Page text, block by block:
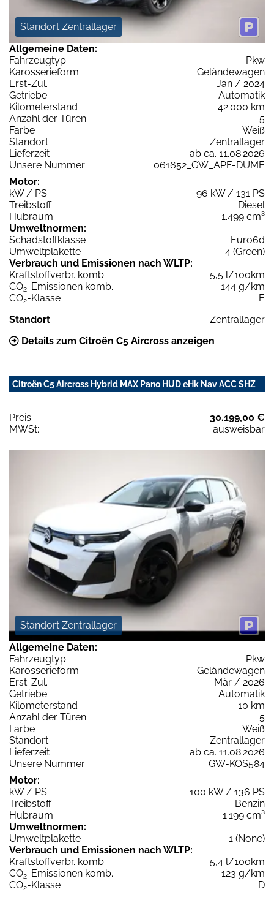
Standort Zentrallager
Allgemeine Daten:
Fahrzeugtyp
Pkw
Karosserieform
Geländewagen
Erst-Zul.
Jan / 2024
Getriebe
Automatik
Kilometerstand
42.000 km
Anzahl der Türen
5
Farbe
Weiß
Standort
Zentrallager
Lieferzeit
ab ca. 11.08.2026
Unsere Nummer
061652_GW_APF-DUME
Motor:
kW / PS
96 kW / 131 PS
Treibstoff
Diesel
Hubraum
1.499 cm³
Umweltnormen:
Schadstoffklasse
Euro6d
Umweltplakette
4 (Green)
Verbrauch und Emissionen nach WLTP:
Kraftstoffverbr. komb.
5,5 l/100km
CO2-Emissionen komb.
144 g/km
CO2-Klasse
E
Standort
Zentrallager
Details zum Citroën C5 Aircross anzeigen
Citroën C5 Aircross Hybrid MAX Pano HUD eHk Nav ACC SHZ
Preis:
30.199,00 €
MWSt:
ausweisbar
Standort Zentrallager
Allgemeine Daten:
Fahrzeugtyp
Pkw
Karosserieform
Geländewagen
Erst-Zul.
Mär / 2026
Getriebe
Automatik
Kilometerstand
10 km
Anzahl der Türen
5
Farbe
Weiß
Standort
Zentrallager
Lieferzeit
ab ca. 11.08.2026
Unsere Nummer
GW-KOS584
Motor:
kW / PS
100 kW / 136 PS
Treibstoff
Benzin
Hubraum
1.199 cm³
Umweltnormen:
Umweltplakette
1 (None)
Verbrauch und Emissionen nach WLTP:
Kraftstoffverbr. komb.
5,4 l/100km
CO2-Emissionen komb.
123 g/km
CO2-Klasse
D